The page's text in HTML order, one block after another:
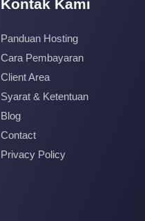
Kontak Kami
Panduan Hosting
Cara Pembayaran
Client Area
Syarat & Ketentuan
Blog
Contact
Privacy Policy